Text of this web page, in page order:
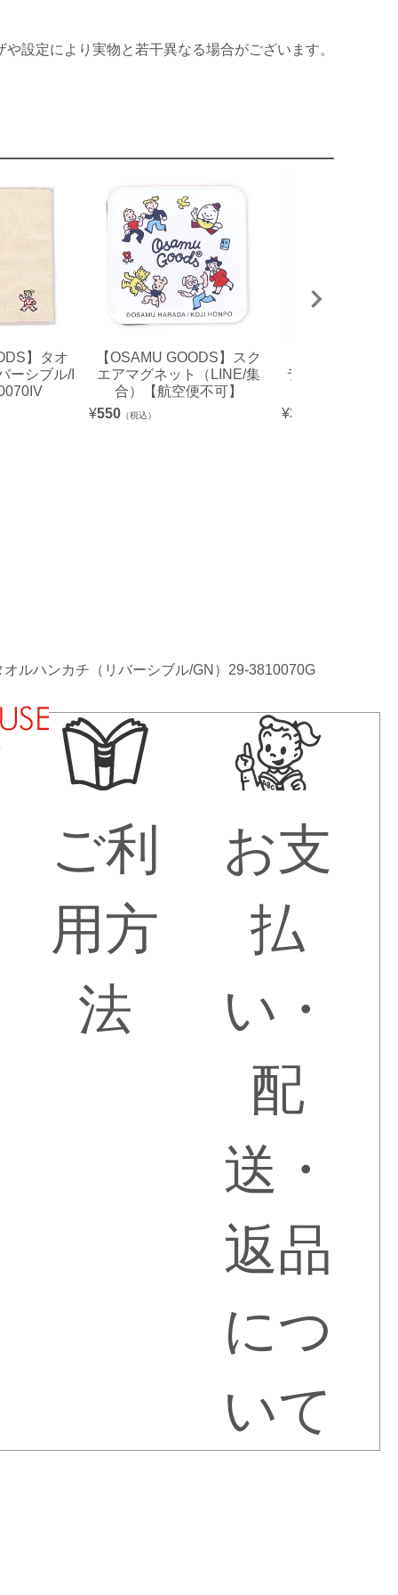
設定により実物と若干異なる場合がございます。
】タオ
ーシブル/I
【OSAMU GOODS】スク
エアマグネット（LINE/集
合）【航空便不可】
¥550 （税込）
ラクターステッ
¥396
ルハンカチ（リバーシブル/GN）29-3810070G
ご利
用方
法
お支
払
い・
配
送・
返品
につ
いて